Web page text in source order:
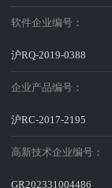
软件企业编号：
沪RQ-2019-0388
企业产品编号：
沪RC-2017-2195
高新技术企业编号：
GR202331004486